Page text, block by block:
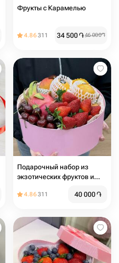
Фрукты с Карамелью
4.86311 34 500֏46 000֏
Подарочный набор из
экзотических фруктов и
4.86311 40 000֏